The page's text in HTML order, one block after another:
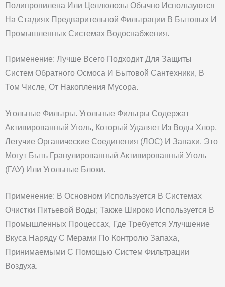
Полипропилена Или Целлюлозы Обычно Используются
На Стадиях Предварительной Фильтрации В Бытовых И
Промышленных Системах Водоснабжения.
Применение: Лучше Всего Подходит Для Защиты
Систем Обратного Осмоса И Бытовой Сантехники, В
Том Числе, От Накопления Мусора.
Угольные Фильтры. Угольные Фильтры Содержат
Активированный Уголь, Который Удаляет Из Воды Хлор,
Летучие Органические Соединения (ЛОС) И Запахи. Это
Могут Быть Гранулированный Активированный Уголь
(ГАУ) Или Угольные Блоки.
Применение: В Основном Используется В Системах
Очистки Питьевой Воды; Также Широко Используется В
Промышленных Процессах, Где Требуется Улучшение
Вкуса Наряду С Мерами По Контролю Запаха,
Принимаемыми С Помощью Систем Фильтрации
Воздуха.